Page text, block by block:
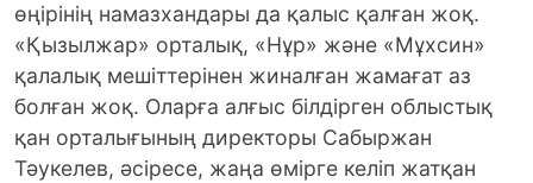
өңірінің намазхандары да қалыс қалған жоқ.
«Қызылжар» орталық, «Нұр» және «Мұхсин»
қалалық мешіттерінен жиналған жамағат аз
болған жоқ. Оларға алғыс білдірген облыстық
қан орталығының директоры Сабыржан
Тәукелев, әсіресе, жаңа өмірге келіп жатқан